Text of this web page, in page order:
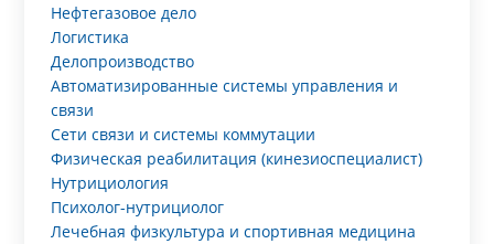
Нефтегазовое дело
Логистика
Делопроизводство
Автоматизированные системы управления и
связи
Сети связи и системы коммутации
Физическая реабилитация (кинезиоспециалист)
Нутрициология
Психолог-нутрициолог
Лечебная физкультура и спортивная медицина